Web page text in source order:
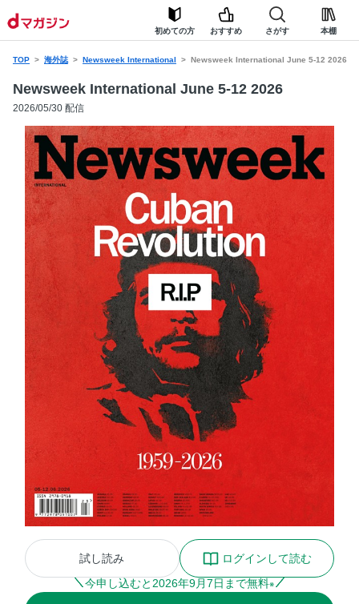
初めての方 おすすめ さがす 本棚
TOP 海外誌 Newsweek International Newsweek International June 5-12 2026
Newsweek International June 5-12 2026
2026/05/30 配信
試し読み
ログインして読む
今申し込むと 2026年9月7日まで無料※